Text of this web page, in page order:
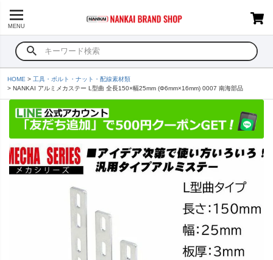
MENU
HOME
工具・ボルト・ナット・配線素材類
NANKAI アルミメカステー L型曲 全長150×幅25mm (Φ6mm×16mm) 0007 南海部品